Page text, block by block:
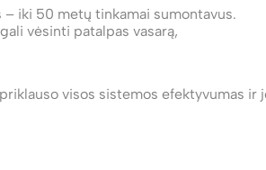
iki 50 metų tinkamai sumontavus.
vėsinti patalpas vasarą,
visos sistemos efektyvumas ir